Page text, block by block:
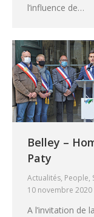
l’influence de…
Belley –
Paty
Actualités, People,
10 novembre 2020
A l’invitation de